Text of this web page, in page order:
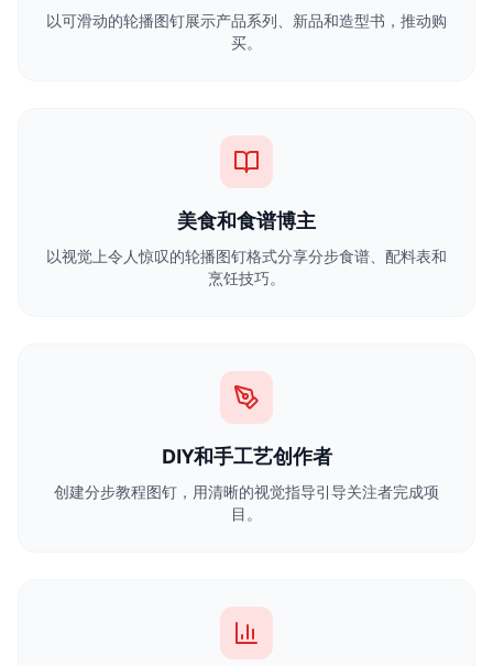
以可滑动的轮播图钉展示产品系列、新品和造型书，推动购
买。
美食和食谱博主
以视觉上令人惊叹的轮播图钉格式分享分步食谱、配料表和
烹饪技巧。
DIY和手工艺创作者
创建分步教程图钉，用清晰的视觉指导引导关注者完成项
目。